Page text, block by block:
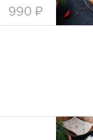
990 ₽